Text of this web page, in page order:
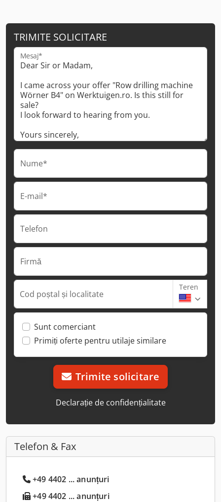
TRIMITE SOLICITARE
Mesaj*
Nume*
E-mail*
Telefon
Firmă
Cod poștal și localitate
Teren
Sunt comerciant
Primiți oferte pentru utilaje similare
Trimite solicitare
Declarație de confidențialitate
Telefon & Fax
+49 4402 ... anunțuri
+49 4402 ... anunțuri